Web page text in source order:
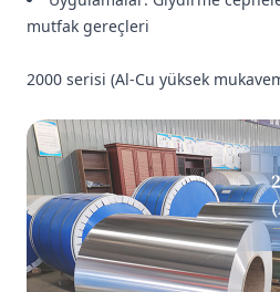
mutfak gereçleri
2000 serisi (Al-Cu yüksek